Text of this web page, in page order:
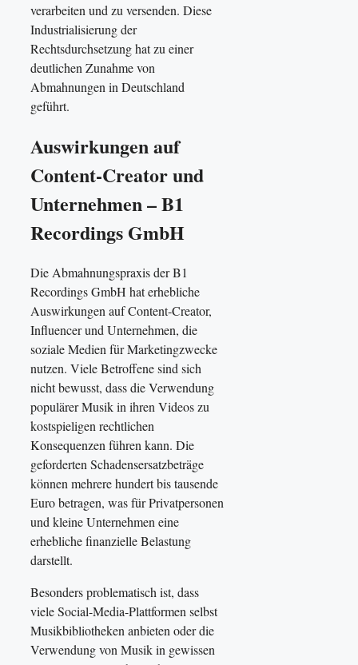
verarbeiten und zu versenden. Diese
Industrialisierung der
Rechtsdurchsetzung hat zu einer
deutlichen Zunahme von
Abmahnungen in Deutschland
geführt.
Auswirkungen auf
Content-Creator und
Unternehmen – B1
Recordings GmbH
Die Abmahnungspraxis der B1
Recordings GmbH hat erhebliche
Auswirkungen auf Content-Creator,
Influencer und Unternehmen, die
soziale Medien für Marketingzwecke
nutzen. Viele Betroffene sind sich
nicht bewusst, dass die Verwendung
populärer Musik in ihren Videos zu
kostspieligen rechtlichen
Konsequenzen führen kann. Die
geforderten Schadensersatzbeträge
können mehrere hundert bis tausende
Euro betragen, was für Privatpersonen
und kleine Unternehmen eine
erhebliche finanzielle Belastung
darstellt.
Besonders problematisch ist, dass
viele Social-Media-Plattformen selbst
Musikbibliotheken anbieten oder die
Verwendung von Musik in gewissen